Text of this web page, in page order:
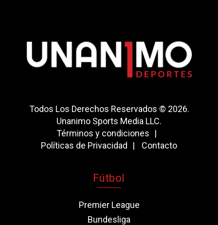
Todos Los Derechos Reservados © 2026.
Unanimo Sports Media LLC.
Términos y condiciones
Políticas de Privacidad
Contacto
Fútbol
Premier League
Bundesliga